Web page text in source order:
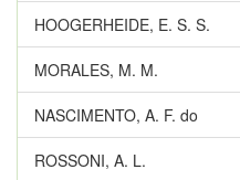
HOOGERHEIDE, E. S. S.
MORALES, M. M.
NASCIMENTO, A. F. do
ROSSONI, A. L.